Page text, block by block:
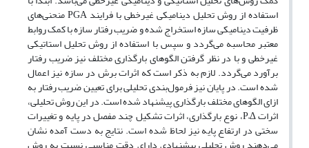
استفاده از روش تحلیل دینامیکی غیرخطی با فرایند PGA منحنی‌های
ظرفیت دینامیکی سازه استخراج شده و ضریب رفتار سازه با کمک روابط
معتبر محاسبه می‌گردد و سپس با استفاده از روش تحلیل استاتیکی
غیرخطی و با در نظر گرفتن الگوهای بارگذاری مختلف نیز ضریب رفتار
برآورد می‌گردد. لازم به ذکر است که اثرات برش در سازه نیز اعمال
شده است. در پایان نیز فرمول‌بندی تحلیلی برای تعیین ضریب رفتار به
ازای الگوهای مختلف بارگذاری پیشنهاد شده است. در این روش تحلیلی،
اثرات P–Δ، نوع بارگذاری، اثرات تشکیل چند مفصل در پایه و تغییرات
سختی در ارتفاع پایه نیز لحاظ شده است. نتایج به دست آمده نشان